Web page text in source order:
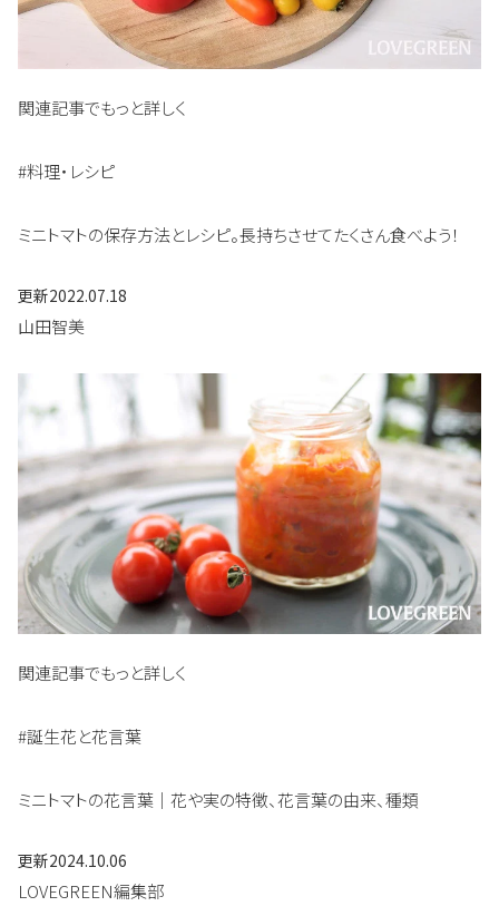
関連記事でもっと詳しく
#料理・レシピ
ミニトマトの保存方法とレシピ。長持ちさせてたくさん食べよう！
更新2022.07.18
山田智美
関連記事でもっと詳しく
#誕生花と花言葉
ミニトマトの花言葉｜花や実の特徴、花言葉の由来、種類
更新2024.10.06
LOVEGREEN編集部